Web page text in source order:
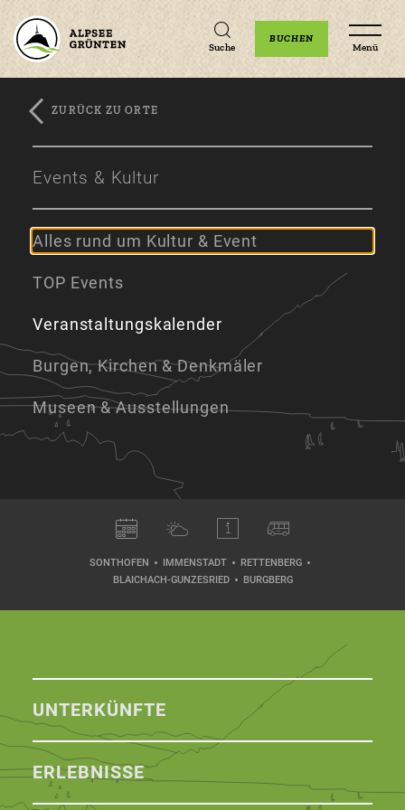
Zum
Zur
Zum
Suche
BUCHEN
Menü
ZURÜCK ZU ORTE
Events & Kultur
Alles rund um Kultur & Event
TOP Events
Veranstaltungskalender
Burgen, Kirchen & Denkmäler
Museen & Ausstellungen
SONTHOFEN IMMENSTADT
RETTENBERG
BLAICHACH-GUNZESRIED
BURGBERG
UNTERKÜNFTE
ERLEBNISSE
Unterkünfte Veranstaltungen